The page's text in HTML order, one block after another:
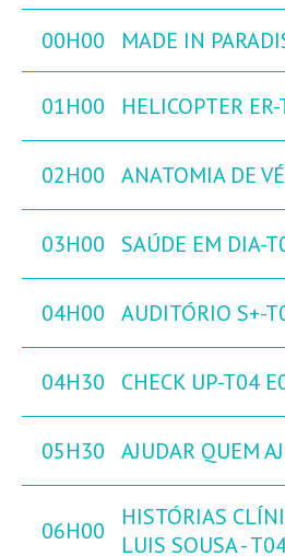
00H00 MADE IN
01H00 HELICOPTER
02H00 ANATOMIA DE
03H00 SAÚDE EM DIA-
04H00 AUDITÓRIO S+-
04H30 CHECK UP-T04
05H30 AJUDAR QUEM
06H00
HISTÓRIAS
LUIS SOUSA -